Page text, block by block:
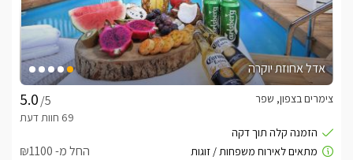
אדל אחוזת יוקרה
/5
צימרים בצפון, שפר
החל מ- ₪1100